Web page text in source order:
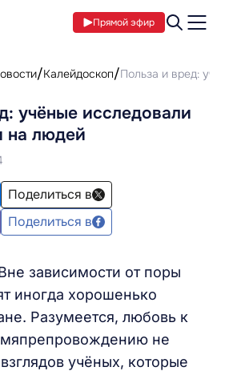
Прямой эфир
Калейдоскоп Польза и вред:
учёные исследовали
на людей
Поделиться в
Поделиться в
зависимости от поры
иногда хорошенько
Разумеется, любовь к
не
учёных, которые